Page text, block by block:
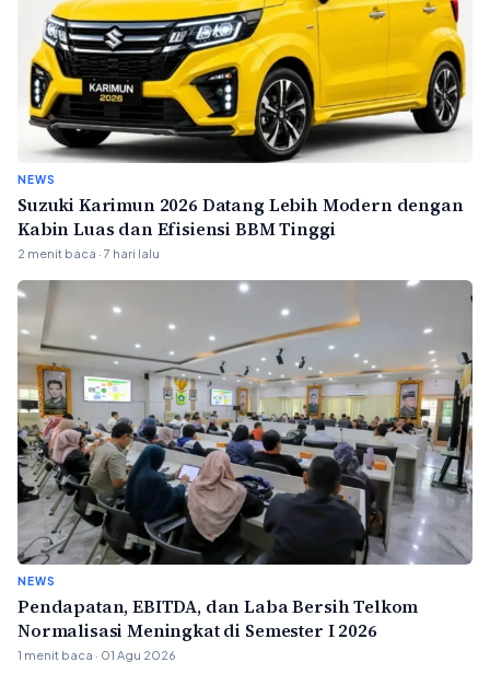
NEWS
Suzuki Karimun 2026 Datang Lebih Modern dengan
Kabin Luas dan Efisiensi BBM Tinggi
2 menit baca · 7 hari lalu
NEWS
Pendapatan, EBITDA, dan Laba Bersih Telkom
Normalisasi Meningkat di Semester I 2026
1 menit baca · 01 Agu 2026